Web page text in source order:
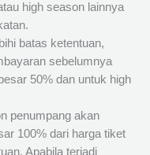
high season lainnya
batas ketentuan,
sebelumnya
50% dan untuk high
penumpang akan
100% dari harga tiket
Apabila terjadi